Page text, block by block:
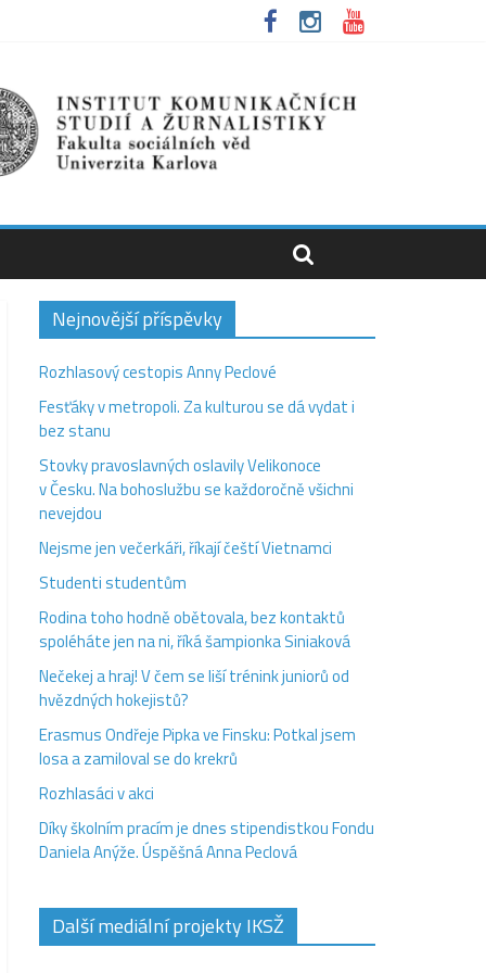
Nejnovější příspěvky
Rozhlasový cestopis Anny Peclové
Fesťáky v metropoli. Za kulturou se dá vydat i
bez stanu
Stovky pravoslavných oslavily Velikonoce
v Česku. Na bohoslužbu se každoročně všichni
nevejdou
Nejsme jen večerkáři, říkají čeští Vietnamci
Studenti studentům
Rodina toho hodně obětovala, bez kontaktů
spoléháte jen na ni, říká šampionka Siniaková
Nečekej a hraj! V čem se liší trénink juniorů od
hvězdných hokejistů?
Erasmus Ondřeje Pipka ve Finsku: Potkal jsem
losa a zamiloval se do krekrů
Rozhlasáci v akci
Díky školním pracím je dnes stipendistkou Fondu
Daniela Anýže. Úspěšná Anna Peclová
Další mediální projekty IKSŽ